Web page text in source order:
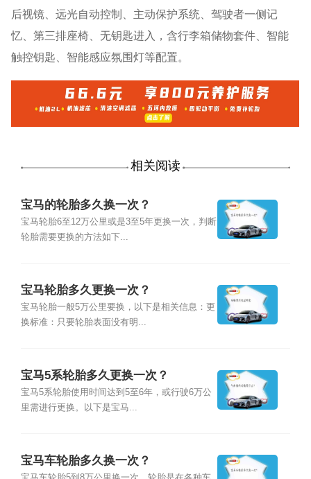
后视镜、远光自动控制、主动保护系统、驾驶者一侧记
忆、第三排座椅、无钥匙进入，含行李箱储物套件、智能
触控钥匙、智能感应氛围灯等配置。
相关阅读
宝马的轮胎多久换一次？
宝马轮胎6至12万公里或是3至5年更换一次，判断
轮胎需要更换的方法如下...
宝马轮胎多久更换一次？
宝马轮胎一般5万公里要换，以下是相关信息：更
换标准：只要轮胎表面没有明...
宝马5系轮胎多久更换一次？
宝马5系轮胎使用时间达到5至6年，或行驶6万公
里需进行更换。以下是宝马...
宝马车轮胎多久换一次？